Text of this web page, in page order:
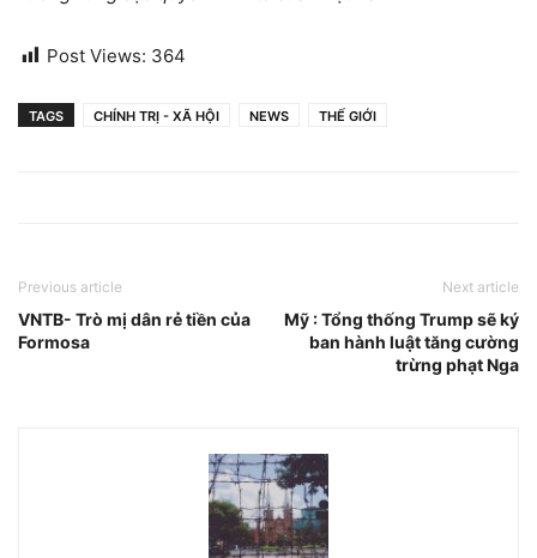
Post Views: 364
TAGS CHÍNH TRỊ - XÃ HỘI NEWS THẾ GIỚI
Previous article
VNTB- Trò mị dân rẻ tiền của
Formosa
Next article
Mỹ : Tổng thống Trump sẽ ký
ban hành luật tăng cường
trừng phạt Nga